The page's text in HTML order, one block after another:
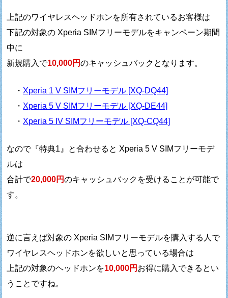
上記のワイヤレスヘッドホンを所有されているお客様は
下記の対象の Xperia SIMフリーモデルをキャンペーン期間
中に
新規購入で10,000円のキャッシュバックとなります。
・ Xperia 1 V SIMフリーモデル [XQ-DQ44]
・ Xperia 5 V SIMフリーモデル [XQ-DE44]
・ Xperia 5 IV SIMフリーモデル [XQ-CQ44]
なので『特典1』と合わせると Xperia 5 V SIMフリーモデ
ルは
合計で20,000円のキャッシュバックを受けることが可能で
す。
逆に言えば対象の Xperia SIMフリーモデルを購入する人で
ワイヤレスヘッドホンを欲しいと思っている場合は
上記の対象のヘッドホンを10,000円 お得に購入できるとい
うことですね。